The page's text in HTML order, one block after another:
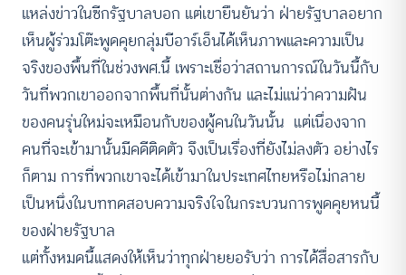
แหล่งข่าวในซีกรัฐบาลบอก แต่เขายืนยันว่า ฝ่ายรัฐบาลอยาก
เห็นผู้ร่วมโต๊ะพูดคุยกลุ่มบีอาร์เอ็นได้เห็นภาพและความเป็น
จริงของพื้นที่ในช่วงพศ.นี้ เพราะเชื่อว่าสถานการณ์ในวันนี้กับ
วันที่พวกเขาออกจากพื้นที่นั้นต่างกัน และไม่แน่ว่าความฝัน
ของคนรุ่นใหม่จะเหมือนกับของผู้คนในวันนั้น แต่เนื่องจาก
คนที่จะเข้ามานั้นมีคดีติดตัว จึงเป็นเรื่องที่ยังไม่ลงตัว อย่างไร
ก็ตาม การที่พวกเขาจะได้เข้ามาในประเทศไทยหรือไม่กลาย
เป็นหนึ่งในบททดสอบความจริงใจในกระบวนการพูดคุยหนนี้
ของฝ่ายรัฐบาล
แต่ทั้งหมดนี้แสดงให้เห็นว่าทุกฝ่ายยอรับว่า การได้สื่อสารกับ